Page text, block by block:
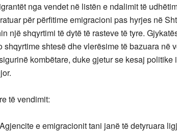
nga vendet në listën e ndalimit të
për përfitime emigracioni pas hyrjes në
një shqyrtimi të dytë të rasteve të tyre.
shqyrtime shtesë dhe vlerësime të bazuara në
kombëtare, duke gjetur se kesaj politike
të vendimit:
e emigracionit tani janë të detyruara